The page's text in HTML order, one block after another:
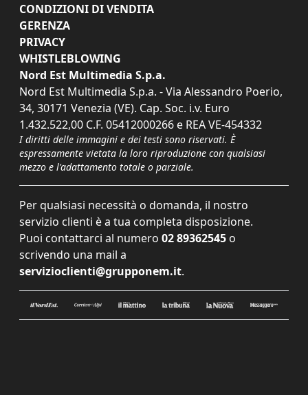
CONDIZIONI DI VENDITA
GERENZA
PRIVACY
WHISTLEBLOWING
Nord Est Multimedia S.p.a.
Nord Est Multimedia S.p.a. - Via Alessandro Poerio,
34, 30171 Venezia (VE). Cap. Soc. i.v. Euro
1.432.522,00 C.F. 05412000266 e REA VE-454332
I diritti delle immagini e dei testi sono riservati. È
espressamente vietata la loro riproduzione con qualsiasi
mezzo e l'adattamento totale o parziale.
Per qualsiasi necessità o domanda, il nostro
servizio clienti è a tua completa disposizione.
Puoi contattarci al numero 02 89362545 o
scrivendo una mail a
servizioclienti@grupponem.it.